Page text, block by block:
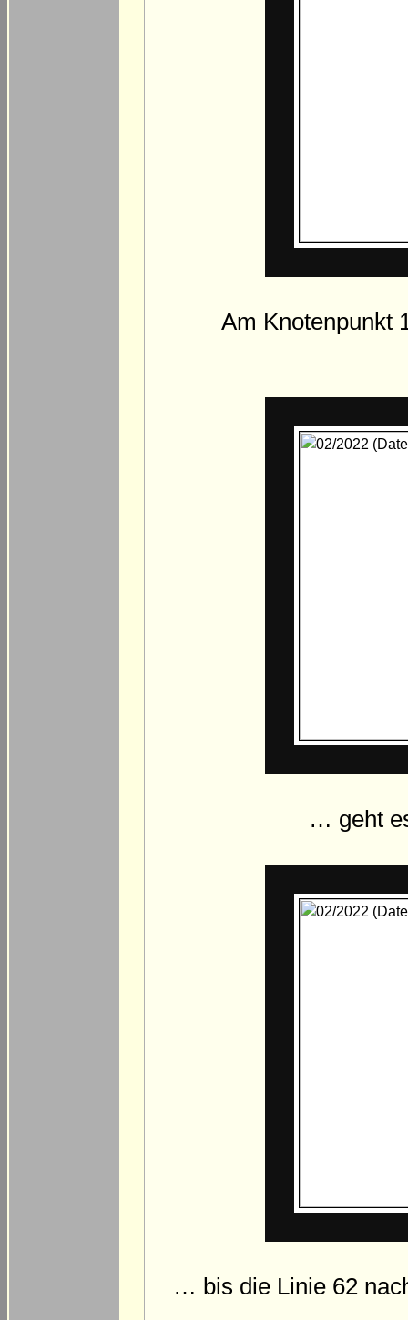
Am Knotenpunkt
… geht
… bis die Linie 62